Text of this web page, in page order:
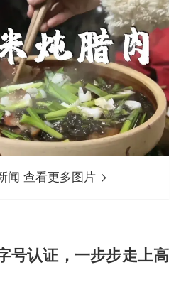
闻 查看更多图片
号认证，一步步走上高